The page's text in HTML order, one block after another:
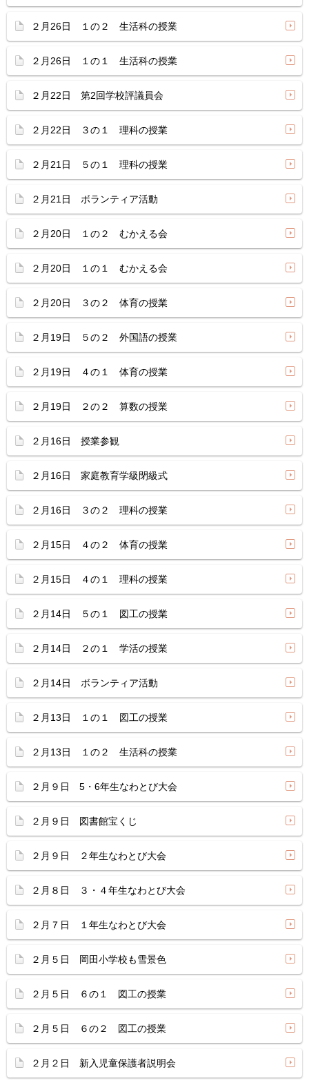
２月26日 １の２ 生活科の授業
２月26日 １の１ 生活科の授業
２月22日 第2回学校評議員会
２月22日 ３の１ 理科の授業
２月21日 ５の１ 理科の授業
２月21日 ボランティア活動
２月20日 １の２ むかえる会
２月20日 １の１ むかえる会
２月20日 ３の２ 体育の授業
２月19日 ５の２ 外国語の授業
２月19日 ４の１ 体育の授業
２月19日 ２の２ 算数の授業
２月16日 授業参観
２月16日 家庭教育学級閉級式
２月16日 ３の２ 理科の授業
２月15日 ４の２ 体育の授業
２月15日 ４の１ 理科の授業
２月14日 ５の１ 図工の授業
２月14日 ２の１ 学活の授業
２月14日 ボランティア活動
２月13日 １の１ 図工の授業
２月13日 １の２ 生活科の授業
２月９日 5・6年生なわとび大会
２月９日 図書館宝くじ
２月９日 ２年生なわとび大会
２月８日 ３・４年生なわとび大会
２月７日 １年生なわとび大会
２月５日 岡田小学校も雪景色
２月５日 ６の１ 図工の授業
２月５日 ６の２ 図工の授業
２月２日 新入児童保護者説明会